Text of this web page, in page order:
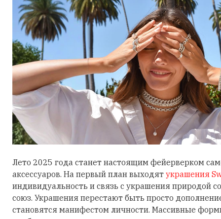
Лето 2025 года станет настоящим фейерверком
аксессуаров. На первый план выходят украшения
индивидуальность и связь с украшения природой
союз. Украшения перестают быть просто
становятся манифестом личности. Массивные